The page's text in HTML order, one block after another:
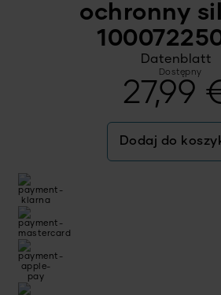
ochronny
Datenblatt
Dostępny
27,99
Dodaj do